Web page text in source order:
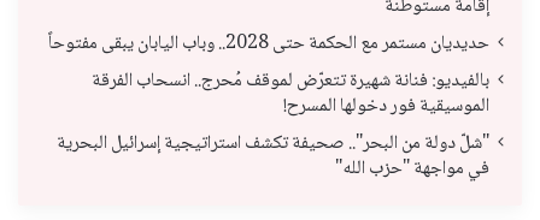
حديديان مستمر مع الحكمة حتى 2028.. وباب اليابان يبقى مفتوحاً
بالفيديو: فنانة شهيرة تتعرّض لموقف مُحرج.. انسحاب الفرقة
الموسيقية فور دخولها المسرح!
"شلّ دولة من البحر".. صحيفة تكشف استراتيجية إسرائيل البحرية
في مواجهة "حزب الله"